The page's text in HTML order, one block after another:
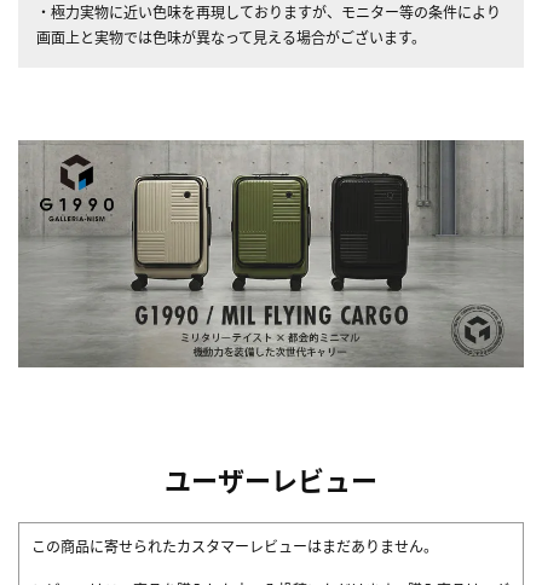
・極力実物に近い色味を再現しておりますが、モニター等の条件により
画面上と実物では色味が異なって見える場合がございます。
ユーザーレビュー
この商品に寄せられたカスタマーレビューはまだありません。